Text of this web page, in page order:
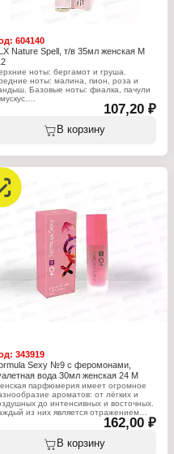
604140
Nature Spell, т/в 35мл женская М
ноты: бергамот и груша.
ноты: малина, пион, роза и
Базовые ноты: фиалка, пачули
Body Luxuries
товара: туалетная вода
de Roses
ароматов: цветочный
35 мл
107,20 ₽
В корзину
343919
Sexy №9 с феромонами,
вода 30мл женская 24 М
парфюмерия имеет огромное
ароматов: от лёгких и
до интенсивных и восточных.
из них является отражением
владелицы и
всю многогранность её
Парфюм подарит хорошее
привлечёт взгляды
162,00 ₽
В корзину